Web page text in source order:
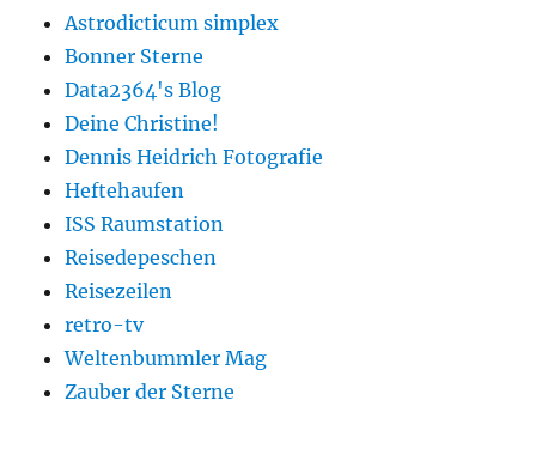
Astrodicticum simplex
Bonner Sterne
Data2364's Blog
Deine Christine!
Dennis Heidrich Fotografie
Heftehaufen
ISS Raumstation
Reisedepeschen
Reisezeilen
retro-tv
Weltenbummler Mag
Zauber der Sterne